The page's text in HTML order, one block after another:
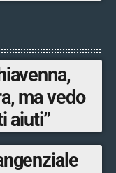
ma vedo
aiuti”